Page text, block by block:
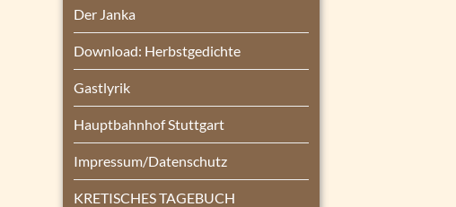
Der Janka
Download: Herbstgedichte
Gastlyrik
Hauptbahnhof Stuttgart
Impressum/Datenschutz
KRETISCHES TAGEBUCH